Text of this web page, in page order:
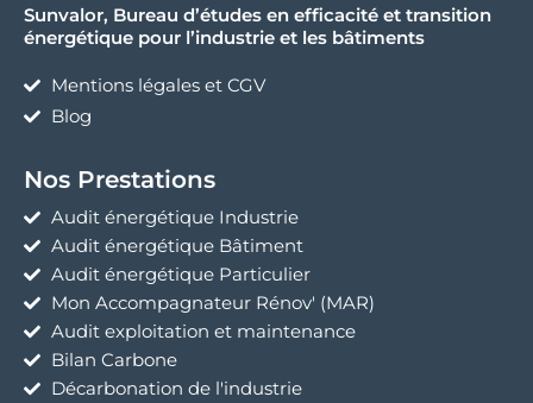
Sunvalor, Bureau d’études en efficacité et transition
énergétique pour l’industrie et les bâtiments
Mentions légales et CGV
Blog
Nos Prestations
Audit énergétique Industrie
Audit énergétique Bâtiment
Audit énergétique Particulier
Mon Accompagnateur Rénov' (MAR)
Audit exploitation et maintenance
Bilan Carbone
Décarbonation de l'industrie